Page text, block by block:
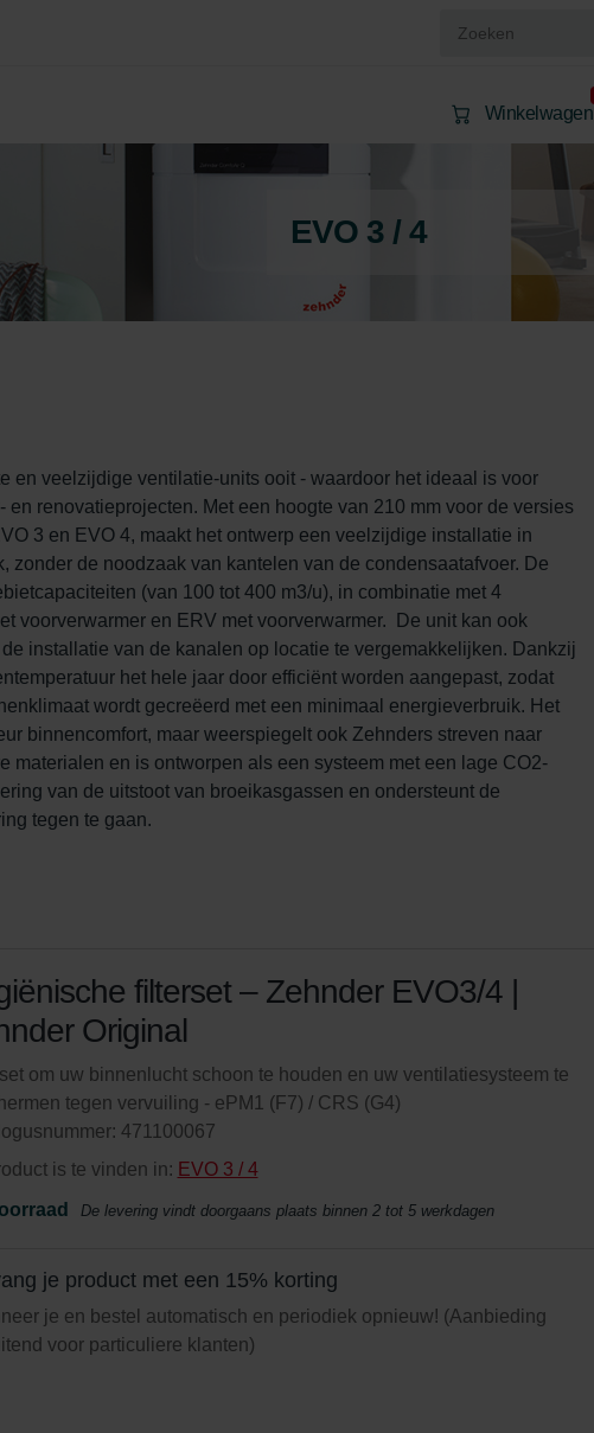
Winkelwagen
EVO 3 / 4
en veelzijdige ventilatie-units ooit - waardoor het ideaal is voor
renovatieprojecten. Met een hoogte van 210 mm voor de versies
3 en EVO 4, maakt het ontwerp een veelzijdige installatie in
de noodzaak van kantelen van de condensaatafvoer. De
(van 100 tot 400 m3/u), in combinatie met 4
voorverwarmer en ERV met voorverwarmer.  De unit kan ook
installatie van de kanalen op locatie te vergemakkelijken. Dankzij
het hele jaar door efficiënt worden aangepast, zodat
wordt gecreëerd met een minimaal energieverbruik. Het
binnencomfort, maar weerspiegelt ook Zehnders streven naar
materialen en is ontworpen als een systeem met een lage CO2-
van de uitstoot van broeikasgassen en ondersteunt de
tegen te gaan.
filterset – Zehnder EVO3/4 |
Original
om uw binnenlucht schoon te houden en uw ventilatiesysteem te
tegen vervuiling - ePM1 (F7) / CRS (G4)
471100067
is te vinden in: EVO 3 / 4
De levering vindt doorgaans plaats binnen 2 tot 5 werkdagen
je product met een 15% korting
je en bestel automatisch en periodiek opnieuw! (Aanbieding
voor particuliere klanten)